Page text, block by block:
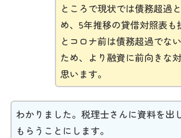
ところで現状では債務超過
め、5年推移の貸借対照表も
とコロナ前は債務超過でな
ため、より融資に前向きな
思います。
わかりました。税理士さんに資料を出
もらうことにします。